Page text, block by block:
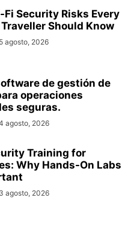
Fi Security Risks Every
Should Know
5 agosto, 2026
de gestión de
operaciones
seguras.
agosto, 2026
Training for
Why Hands-On Labs
3 agosto, 2026